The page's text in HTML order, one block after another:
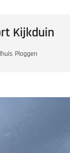
Kijkduin
Ploggen